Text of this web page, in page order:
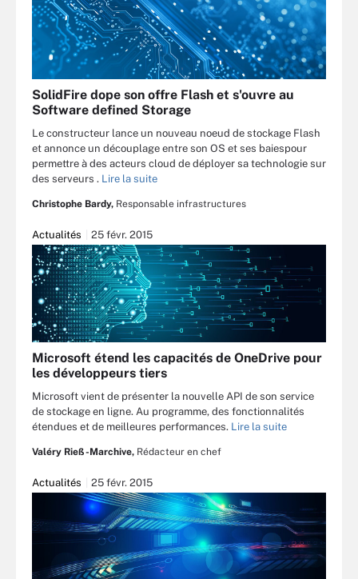
SolidFire dope son offre Flash et s'ouvre au
Software defined Storage
Le constructeur lance un nouveau noeud de stockage Flash
et annonce un découplage entre son OS et ses baiespour
permettre à des acteurs cloud de déployer sa technologie sur
des serveurs . Lire la suite
Christophe Bardy, Responsable infrastructures
Actualités 25 févr. 2015
Microsoft étend les capacités de OneDrive pour
les développeurs tiers
Microsoft vient de présenter la nouvelle API de son service
de stockage en ligne. Au programme, des fonctionnalités
étendues et de meilleures performances. Lire la suite
Valéry Rieß-Marchive, Rédacteur en chef
Actualités 25 févr. 2015